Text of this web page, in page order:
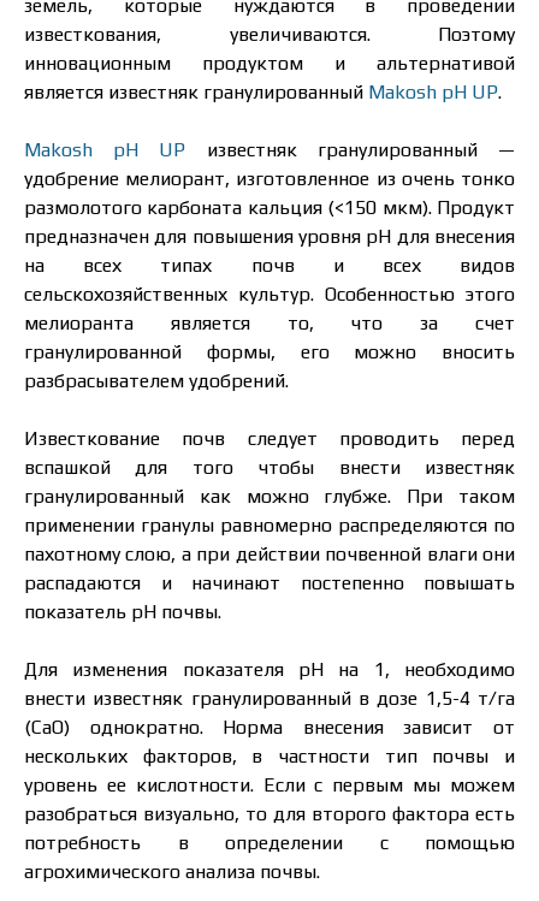
земель, которые нуждаются в проведении
известкования, увеличиваются. Поэтому
инновационным продуктом и альтернативой
является известняк гранулированный Makosh pH UP.
Makosh pH UP известняк гранулированный —
удобрение мелиорант, изготовленное из очень тонко
размолотого карбоната кальция (<150 мкм). Продукт
предназначен для повышения уровня рН для внесения
на всех типах почв и всех видов
сельскохозяйственных культур. Особенностью этого
мелиоранта является то, что за счет
гранулированной формы, его можно вносить
разбрасывателем удобрений.
Известкование почв следует проводить перед
вспашкой для того чтобы внести известняк
гранулированный как можно глубже. При таком
применении гранулы равномерно распределяются по
пахотному слою, а при действии почвенной влаги они
распадаются и начинают постепенно повышать
показатель pH почвы.
Для изменения показателя рН на 1, необходимо
внести известняк гранулированный в дозе 1,5-4 т/га
(CaO) однократно. Норма внесения зависит от
нескольких факторов, в частности тип почвы и
уровень ее кислотности. Если с первым мы можем
разобраться визуально, то для второго фактора есть
потребность в определении с помощью
агрохимического анализа почвы.
Цена зависит от объёма и региона доставки. Для
расчёта индивидуальной цены заполните
данные:
Я ознакомился и принимаю политику
защиты персональных данных.
Связаться с менеджером Makosh
Я ознакомился и принимаю политику
защиты персональных данных.